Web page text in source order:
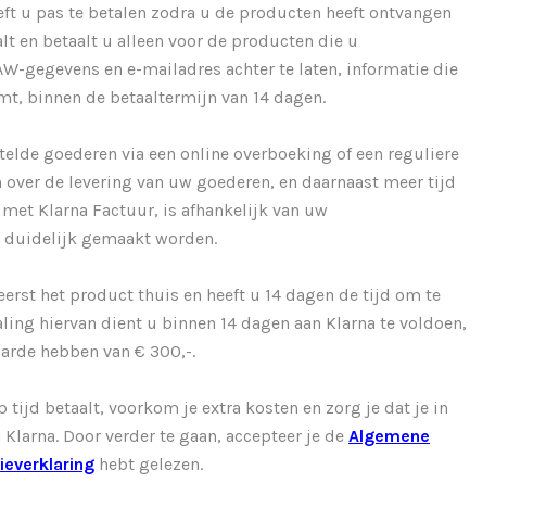
u pas te betalen zodra u de producten heeft ontvangen
en betaalt u alleen voor de producten die u
gegevens en e-mailadres achter te laten, informatie die
binnen de betaaltermijn van 14 dagen.
goederen via een online overboeking of een reguliere
de levering van uw goederen, en daarnaast meer tijd
Klarna Factuur, is afhankelijk van uw
duidelijk gemaakt worden.
het product thuis en heeft u 14 dagen de tijd om te
hiervan dient u binnen 14 dagen aan Klarna te voldoen,
hebben van € 300,-.
tijd betaalt, voorkom je extra kosten en zorg je dat je in
Door verder te gaan, accepteer je de Algemene
hebt gelezen.